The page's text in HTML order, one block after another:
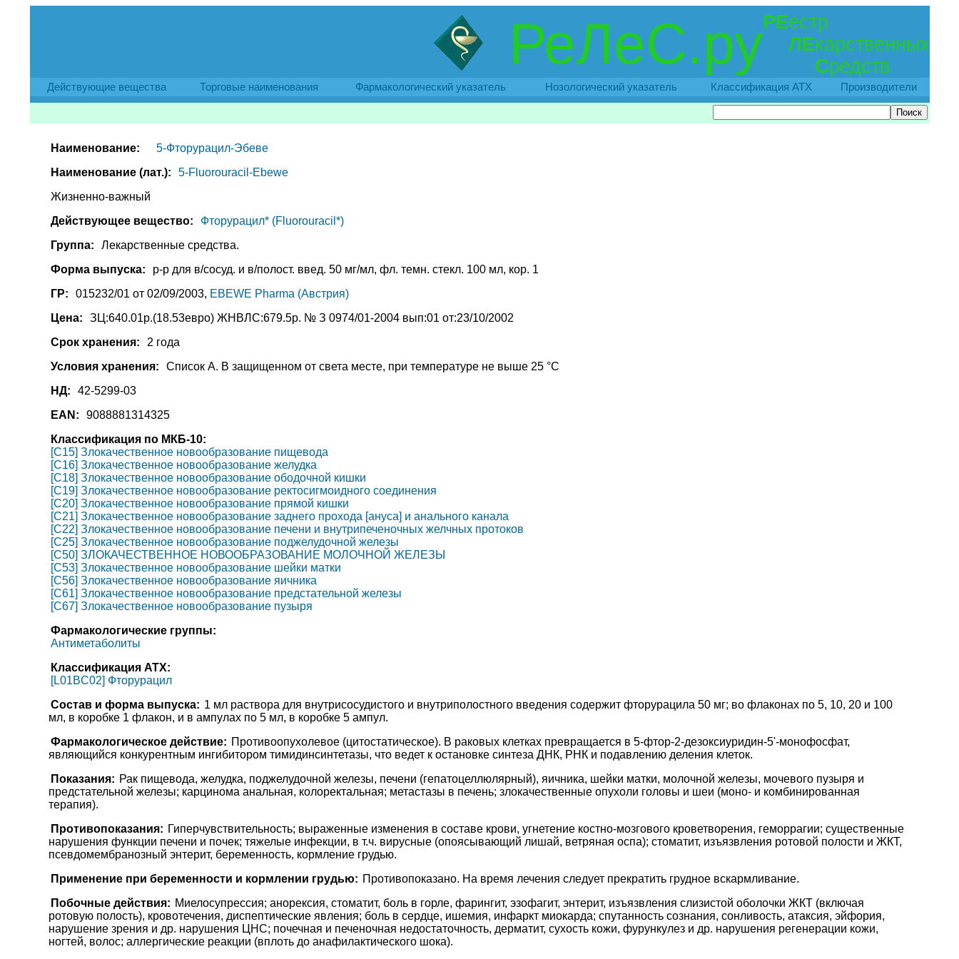
РеЛеС.руРЕестр
ЛЕкарственных
Средств
Действующие вещества Торговые наименования Фармакологический указатель Нозологический указатель Классификация АТХ Производители
Наименование:
5-Фторурацил-Эбеве
Наименование (лат.):
5-Fluorouracil-Ebewe
Жизненно-важный
Действующее вещество:
Фторурацил* (Fluorouracil*)
Группа:
Лекарственные средства.
Форма выпуска:
р-р для в/сосуд. и в/полост. введ. 50 мг/мл, фл. темн. стекл. 100 мл, кор. 1
ГР:
015232/01 от 02/09/2003, EBEWE Pharma (Австрия)
Цена:
ЗЦ:640.01р.(18.53евро) ЖНВЛС:679.5р. № З 0974/01-2004 вып:01 от:23/10/2002
Срок хранения:
2 года
Условия хранения:
Список А. В защищенном от света месте, при температуре не выше 25 °C
НД:
42-5299-03
EAN:
9088881314325
Классификация по МКБ-10:
[C15] Злокачественное новообразование пищевода
[C16] Злокачественное новообразование желудка
[C18] Злокачественное новообразование ободочной кишки
[C19] Злокачественное новообразование ректосигмоидного соединения
[C20] Злокачественное новообразование прямой кишки
[C21] Злокачественное новообразование заднего прохода [ануса] и анального канала
[C22] Злокачественное новообразование печени и внутрипеченочных желчных протоков
[C25] Злокачественное новообразование поджелудочной железы
[C50] ЗЛОКАЧЕСТВЕННОЕ НОВООБРАЗОВАНИЕ МОЛОЧНОЙ ЖЕЛЕЗЫ
[C53] Злокачественное новообразование шейки матки
[C56] Злокачественное новообразование яичника
[C61] Злокачественное новообразование предстательной железы
[C67] Злокачественное новообразование пузыря
Фармакологические группы:
Антиметаболиты
Классификация АТХ:
[L01BC02] Фторурацил
Состав и форма выпуска: 1 мл раствора для внутрисосудистого и внутриполостного введения содержит фторурацила 50 мг; во флаконах по 5, 10, 20 и 100
мл, в коробке 1 флакон, и в ампулах по 5 мл, в коробке 5 ампул.
Фармакологическое действие: Противоопухолевое (цитостатическое). В раковых клетках превращается в 5-фтор-2-дезоксиуридин-5'-монофосфат,
являющийся конкурентным ингибитором тимидинсинтетазы, что ведет к остановке синтеза ДНК, РНК и подавлению деления клеток.
Показания: Рак пищевода, желудка, поджелудочной железы, печени (гепатоцеллюлярный), яичника, шейки матки, молочной железы, мочевого пузыря и
предстательной железы; карцинома анальная, колоректальная; метастазы в печень; злокачественные опухоли головы и шеи (моно- и комбинированная
терапия).
Противопоказания: Гиперчувствительность; выраженные изменения в составе крови, угнетение костно-мозгового кроветворения, геморрагии; существенные
нарушения функции печени и почек; тяжелые инфекции, в т.ч. вирусные (опоясывающий лишай, ветряная оспа); стоматит, изъязвления ротовой полости и ЖКТ,
псевдомембранозный энтерит, беременность, кормление грудью.
Применение при беременности и кормлении грудью: Противопоказано. На время лечения следует прекратить грудное вскармливание.
Побочные действия: Миелосупрессия; анорексия, стоматит, боль в горле, фарингит, эзофагит, энтерит, изъязвления слизистой оболочки ЖКТ (включая
ротовую полость), кровотечения, диспептические явления; боль в сердце, ишемия, инфаркт миокарда; спутанность сознания, сонливость, атаксия, эйфория,
нарушение зрения и др. нарушения ЦНС; почечная и печеночная недостаточность, дерматит, сухость кожи, фурункулез и др. нарушения регенерации кожи,
ногтей, волос; аллергические реакции (вплоть до анафилактического шока).